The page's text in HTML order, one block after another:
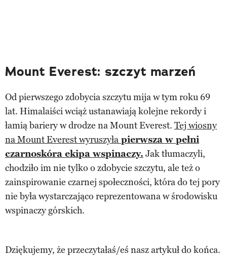
Mount Everest: szczyt marzeń
Od pierwszego zdobycia szczytu mija w tym roku 69
lat. Himalaiści wciąż ustanawiają kolejne rekordy i
łamią bariery w drodze na Mount Everest. Tej wiosny
na Mount Everest wyruszyła pierwsza w pełni
czarnoskóra ekipa wspinaczy. Jak tłumaczyli,
chodziło im nie tylko o zdobycie szczytu, ale też o
zainspirowanie czarnej społeczności, która do tej pory
nie była wystarczająco reprezentowana w środowisku
wspinaczy górskich.
Dziękujemy, że przeczytałaś/eś nasz artykuł do końca.